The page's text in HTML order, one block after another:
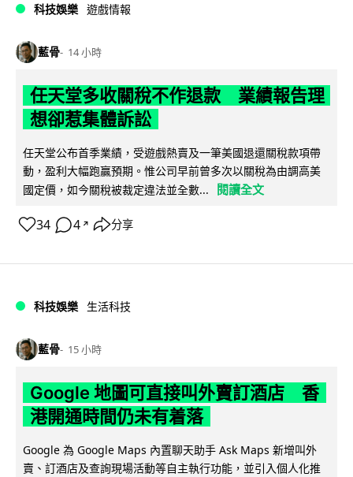
科技娛樂 遊戲情報
藍骨 14 小時
任天堂多收關稅不作退款 業績報告理
想卻惹集體訴訟
任天堂公布首季業績，受遊戲熱賣及一筆美國退還關稅款項帶
動，盈利大幅跑贏預期。惟公司早前曾多次以關稅為由調高美
國定價，如今關稅被裁定違法並全數...
閱讀全文
34 4 ↗ 分享
科技娛樂 生活科技
藍骨 15 小時
Google 地圖可直接叫外賣訂酒店 香
港開通時間仍未有着落
Google 為 Google Maps 內置聊天助手 Ask Maps 新增叫外
賣、訂酒店及查詢現場活動等自主執行功能，並引入個人化推